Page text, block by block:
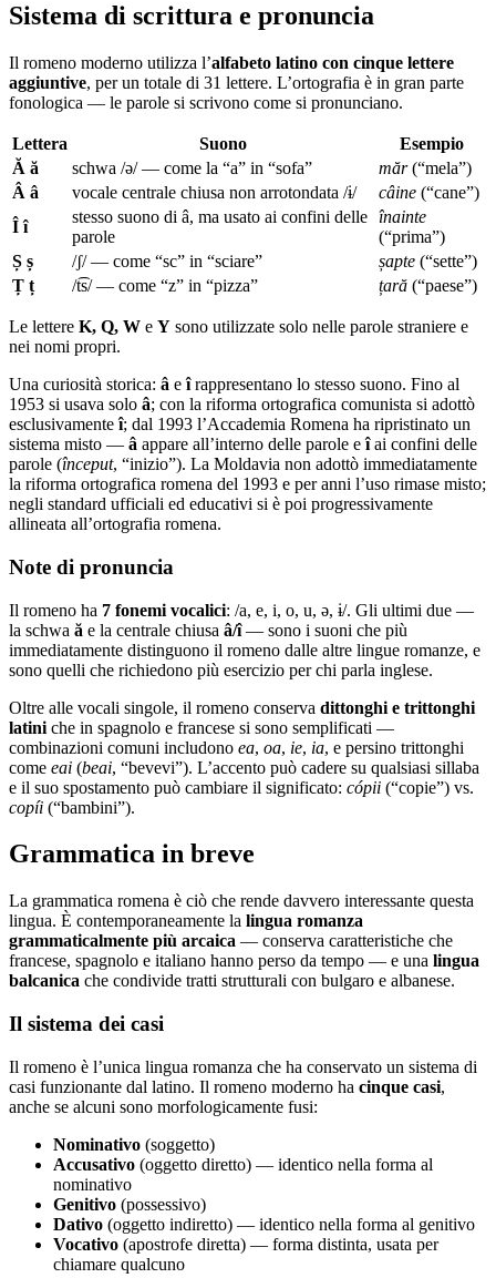
Sistema di scrittura e pronuncia
Il romeno moderno utilizza l’alfabeto latino con cinque lettere
aggiuntive, per un totale di 31 lettere. L’ortografia è in gran parte
fonologica — le parole si scrivono come si pronunciano.
Lettera Suono
Esempio
Ă ă
schwa /ə/ — come la “a” in “sofa” măr(“mela”)
Â â
vocale centrale chiusa non arrotondata /ɨ/ câine (“cane”)
Î î
stesso suono di â, ma usato ai confini delle
parole
înainte
(“prima”)
Ș ș
/ʃ/ — come “sc” in “sciare” șapte (“sette”)
Ț ț
/t͡s/ — come “z” in “pizza” țară (“paese”)
Le lettere K, Q, W e Y sono utilizzate solo nelle parole straniere e
nei nomi propri.
Una curiosità storica: â eîrappresentano lo stesso suono. Fino al
1953 si usava solo â; con la riforma ortografica comunista si adottò
esclusivamenteî; dal 1993 l’Accademia Romena ha ripristinato un
sistema misto — â appare all’interno delle parole eîai confini delle
parole (început, “inizio”). La Moldavia non adottò immediatamente
la riforma ortografica romena del 1993 e per anni l’uso rimase misto;
negli standard ufficiali ed educativi si è poi progressivamente
allineata all’ortografia romena.
Note di pronuncia
Il romeno ha 7 fonemi vocalici: /a, e, i, o, u, ə, ɨ/. Gli ultimi due —
la schwa ă e la centrale chiusa â/î— sono i suoni che più
immediatamente distinguono il romeno dalle altre lingue romanze, e
sono quelli che richiedono più esercizio per chi parla inglese.
Oltre alle vocali singole, il romeno conserva dittonghi e trittonghi
latini che in spagnolo e francese si sono semplificati —
combinazioni comuni includono ea, oa, ie, ia, e persino trittonghi
come eai (beai, “bevevi”). L’accento può cadere su qualsiasi sillaba
e il suo spostamento può cambiare il significato: cópii (“copie”) vs.
copíi (“bambini”).
Grammatica in breve
La grammatica romena è ciò che rende davvero interessante questa
lingua. È contemporaneamente la lingua romanza
grammaticalmente più arcaica — conserva caratteristiche che
francese, spagnolo e italiano hanno perso da tempo — e una lingua
balcanica che condivide tratti strutturali con bulgaro e albanese.
Il sistema dei casi
Il romeno è l’unica lingua romanza che ha conservato un sistema di
casi funzionante dal latino. Il romeno moderno ha cinque casi,
anche se alcuni sono morfologicamente fusi:
Nominativo (soggetto)
Accusativo (oggetto diretto) — identico nella forma al
nominativo
Genitivo (possessivo)
Dativo (oggetto indiretto) — identico nella forma al genitivo
Vocativo (apostrofe diretta) — forma distinta, usata per
chiamare qualcuno